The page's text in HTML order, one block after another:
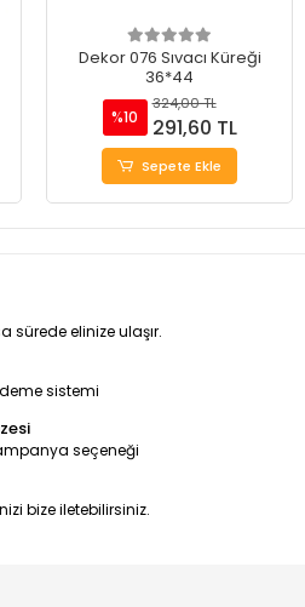
Dekor 076 Sıvacı Küreği
36*44
%10
324,00 TL
291,60 TL
Sepete Ekle
sürede elinize ulaşır.
sistemi
seçeneği
bize iletebilirsiniz.